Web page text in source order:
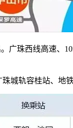
广珠西线高速
城轨容桂站、地